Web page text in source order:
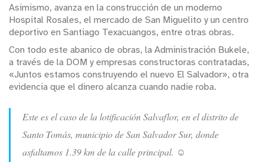
Asimismo, avanza en la construcción de un moderno
Hospital Rosales, el mercado de San Miguelito y un centro
deportivo en Santiago Texacuangos, entre otras obras.
Con todo este abanico de obras, la Administración Bukele,
a través de la DOM y empresas constructoras contratadas,
«Juntos estamos construyendo el nuevo El Salvador», otra
evidencia que el dinero alcanza cuando nadie roba.
Este es el caso de la lotificación Salvaflor, en el distrito de
Santo Tomás, municipio de San Salvador Sur, donde
asfaltamos 1.39 km de la calle principal. ☺️